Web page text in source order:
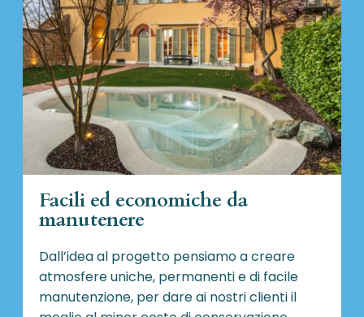
Facili ed economiche da
manutenere
Dall’idea al progetto pensiamo a creare
atmosfere uniche, permanenti e di facile
manutenzione, per dare ai nostri clienti il